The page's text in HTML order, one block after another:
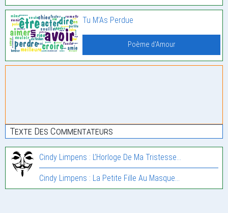
Tu M’As Perdue
Poème d'Amour
Texte Des Commentateurs
Cindy Limpens : L’Horloge De Ma Tristesse…
Cindy Limpens : La Petite Fille Au Masque…